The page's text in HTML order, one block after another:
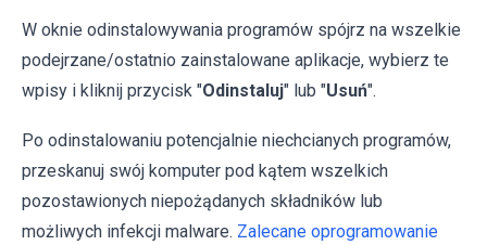
W oknie odinstalowywania programów spójrz na wszelkie
podejrzane/ostatnio zainstalowane aplikacje, wybierz te
wpisy i kliknij przycisk "Odinstaluj" lub "Usuń".
Po odinstalowaniu potencjalnie niechcianych programów,
przeskanuj swój komputer pod kątem wszelkich
pozostawionych niepożądanych składników lub
możliwych infekcji malware. Zalecane oprogramowanie